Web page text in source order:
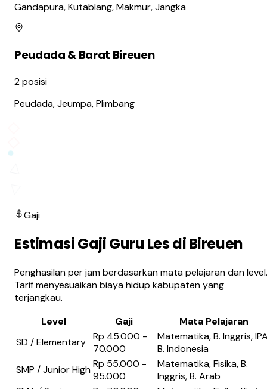
Gandapura, Kutablang, Makmur, Jangka
Peudada & Barat Bireuen
2posisi
Peudada, Jeumpa, Plimbang
Gaji
Estimasi Gaji Guru Les di Bireuen
Penghasilan per jam berdasarkan mata pelajaran dan level.
Tarif menyesuaikan biaya hidup kabupaten yang
terjangkau.
Level
Gaji
Mata Pelajaran
SD / Elementary Rp 45.000 -
70.000
Matematika, B. Inggris,
B. Indonesia
SMP / Junior HighRp 55.000 -
95.000
Matematika, Fisika, B.
Inggris, B. Arab